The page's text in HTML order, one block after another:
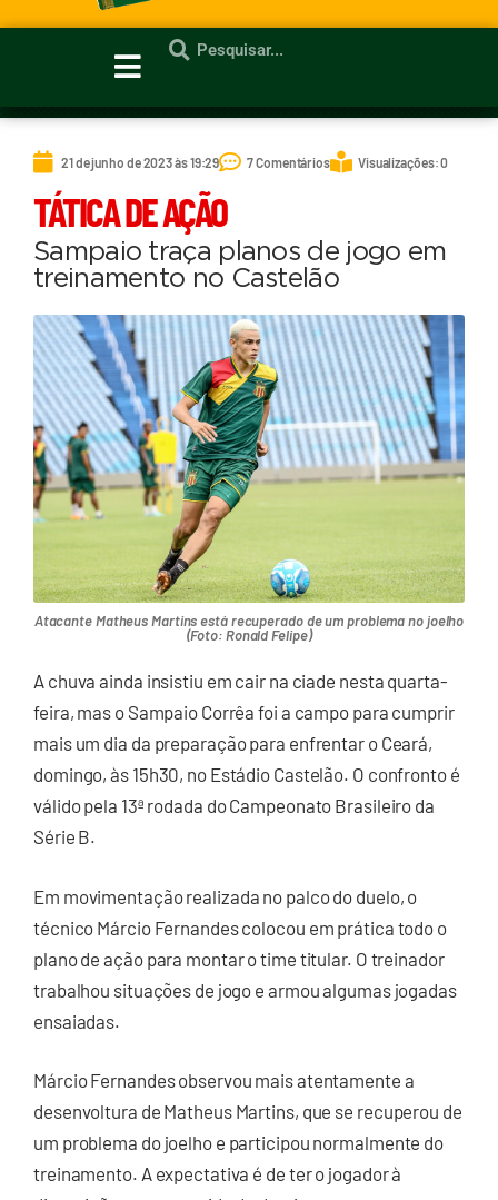
21 de junho de 2023 às 19:29 7 Comentários Visualizações: 0
TÁTICA DE AÇÃO
Sampaio traça planos de jogo em
treinamento no Castelão
Atacante Matheus Martins está recuperado de um problema no joelho
(Foto: Ronald Felipe)
A chuva ainda insistiu em cair na ciade nesta quarta-
feira, mas o Sampaio Corrêa foi a campo para cumprir
mais um dia da preparação para enfrentar o Ceará,
domingo, às 15h30, no Estádio Castelão. O confronto é
válido pela 13ª rodada do Campeonato Brasileiro da
Série B.
Em movimentação realizada no palco do duelo, o
técnico Márcio Fernandes colocou em prática todo o
plano de ação para montar o time titular. O treinador
trabalhou situações de jogo e armou algumas jogadas
ensaiadas.
Márcio Fernandes observou mais atentamente a
desenvoltura de Matheus Martins, que se recuperou de
um problema do joelho e participou normalmente do
treinamento. A expectativa é de ter o jogador à